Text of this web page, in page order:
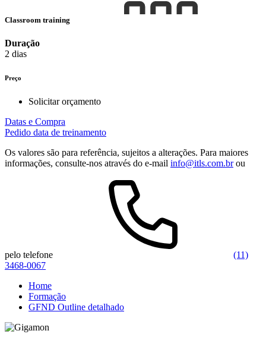
Classroom training
Duração
2 dias
Preço
Solicitar orçamento
Datas e Compra
Pedido data de treinamento
Os valores são para referência, sujeitos a alterações. Para maiores
informações, consulte-nos através do e-mail info@itls.com.brou
pelo telefone
(11)
3468-0067
Home
Formação
GFND Outline detalhado